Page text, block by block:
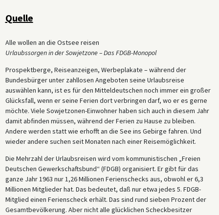
Quelle
Alle wollen an die Ostsee reisen
Urlaubssorgen in der Sowjetzone – Das FDGB-Monopol
Prospektberge, Reiseanzeigen, Werbeplakate – während der
Bundesbürger unter zahllosen Angeboten seine Urlaubsreise
auswählen kann, ist es für den Mitteldeutschen noch immer ein großer
Glücksfall, wenn er seine Ferien dort verbringen darf, wo er es gerne
möchte. Viele Sowjetzonen-Einwohner haben sich auch in diesem Jahr
damit abfinden müssen, während der Ferien zu Hause zu bleiben.
Andere werden statt wie erhofft an die See ins Gebirge fahren. Und
wieder andere suchen seit Monaten nach einer Reisemöglichkeit.
Die Mehrzahl der Urlaubsreisen wird vom kommunistischen „Freien
Deutschen Gewerkschaftsbund“ (FDGB) organisiert. Er gibt für das
ganze Jahr 1963 nur 1,26 Millionen Ferienschecks aus, obwohl er 6,3
Millionen Mitglieder hat. Das bedeutet, daß nur etwa jedes 5. FDGB-
Mitglied einen Ferienscheck erhält. Das sind rund sieben Prozent der
Gesamtbevölkerung. Aber nicht alle glücklichen Scheckbesitzer